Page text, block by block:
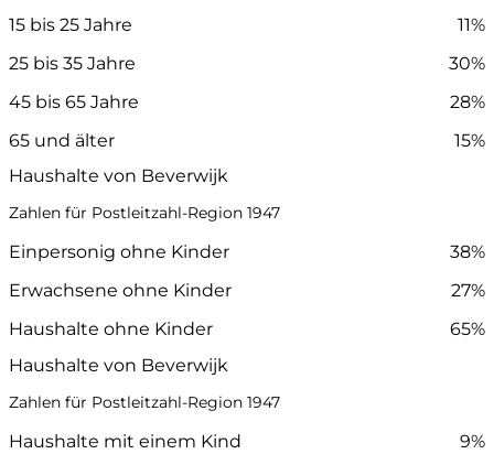
15 bis 25 Jahre
11%
25 bis 35 Jahre
30%
45 bis 65 Jahre
28%
65 und älter
15%
Haushalte von Beverwijk
Zahlen für Postleitzahl-Region 1947
Einpersonig ohne Kinder
38%
Erwachsene ohne Kinder
27%
Haushalte ohne Kinder
65%
Haushalte von Beverwijk
Zahlen für Postleitzahl-Region 1947
Haushalte mit einem Kind
9%